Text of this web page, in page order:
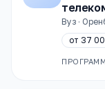
Вуз ·
от 37